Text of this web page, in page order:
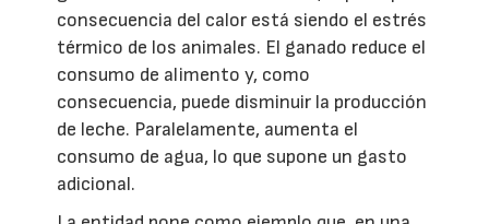
consecuencia del calor está siendo el estrés
térmico de los animales. El ganado reduce el
consumo de alimento y, como
consecuencia, puede disminuir la producción
de leche. Paralelamente, aumenta el
consumo de agua, lo que supone un gasto
adicional.